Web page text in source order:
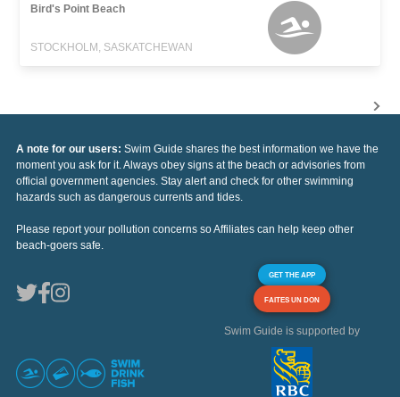
Bird's Point Beach
STOCKHOLM, SASKATCHEWAN
A note for our users: Swim Guide shares the best information we have the
moment you ask for it. Always obey signs at the beach or advisories from
official government agencies. Stay alert and check for other swimming
hazards such as dangerous currents and tides.
Please report your pollution concerns so Affiliates can help keep other
beach-goers safe.
GET THE APP
FAITES UN DON
Swim Guide is supported by